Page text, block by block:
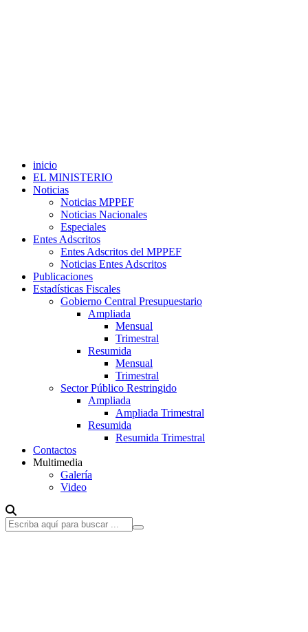
inicio
EL MINISTERIO
Noticias
Noticias MPPEF
Noticias Nacionales
Especiales
Entes Adscritos
Entes Adscritos del MPPEF
Noticias Entes Adscritos
Publicaciones
Estadísticas Fiscales
Gobierno Central Presupuestario
Ampliada
Mensual
Trimestral
Resumida
Mensual
Trimestral
Sector Público Restringido
Ampliada
Ampliada Trimestral
Resumida
Resumida Trimestral
Contactos
Multimedia
Galería
Video